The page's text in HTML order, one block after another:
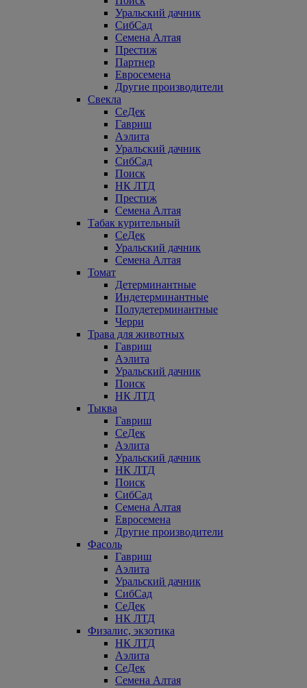
Уральский дачник
СибСад
Семена Алтая
Престиж
Партнер
Евросемена
Другие производители
Свекла
СеДек
Гавриш
Аэлита
Уральский дачник
СибСад
Поиск
НК ЛТД
Престиж
Семена Алтая
Табак курительный
СеДек
Уральский дачник
Семена Алтая
Томат
Детерминантные
Индетерминантные
Полудетерминантные
Черри
Трава для животных
Гавриш
Аэлита
Уральский дачник
Поиск
НК ЛТД
Тыква
Гавриш
СеДек
Аэлита
Уральский дачник
НК ЛТД
Поиск
СибСад
Семена Алтая
Евросемена
Другие производители
Фасоль
Гавриш
Аэлита
Уральский дачник
СибСад
СеДек
НК ЛТД
Физалис, экзотика
НК ЛТД
Аэлита
СеДек
Семена Алтая